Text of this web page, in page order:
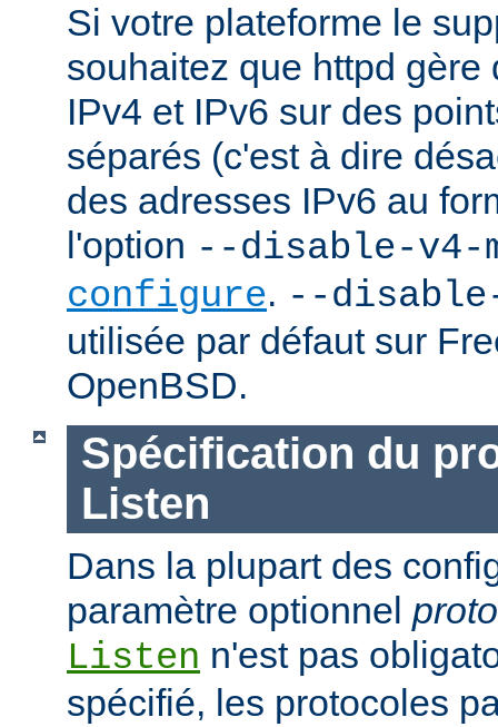
Si votre plateforme le
souhaitez que httpd gère
IPv4 et IPv6 sur des
séparés (c'est à dire
des adresses IPv6 au
l'option --disable-v4-
configure. --disable-
utilisée par défaut sur
OpenBSD.
Spécification du
Listen
Dans la plupart des
paramètre optionnel
Listen n'est pas
spécifié, les protocoles